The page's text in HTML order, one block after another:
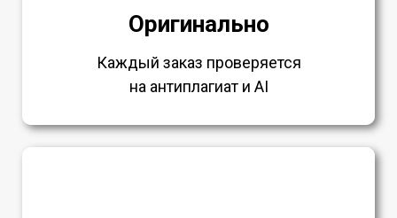
Оригинально
Каждый заказ проверяется
на антиплагиат и AI